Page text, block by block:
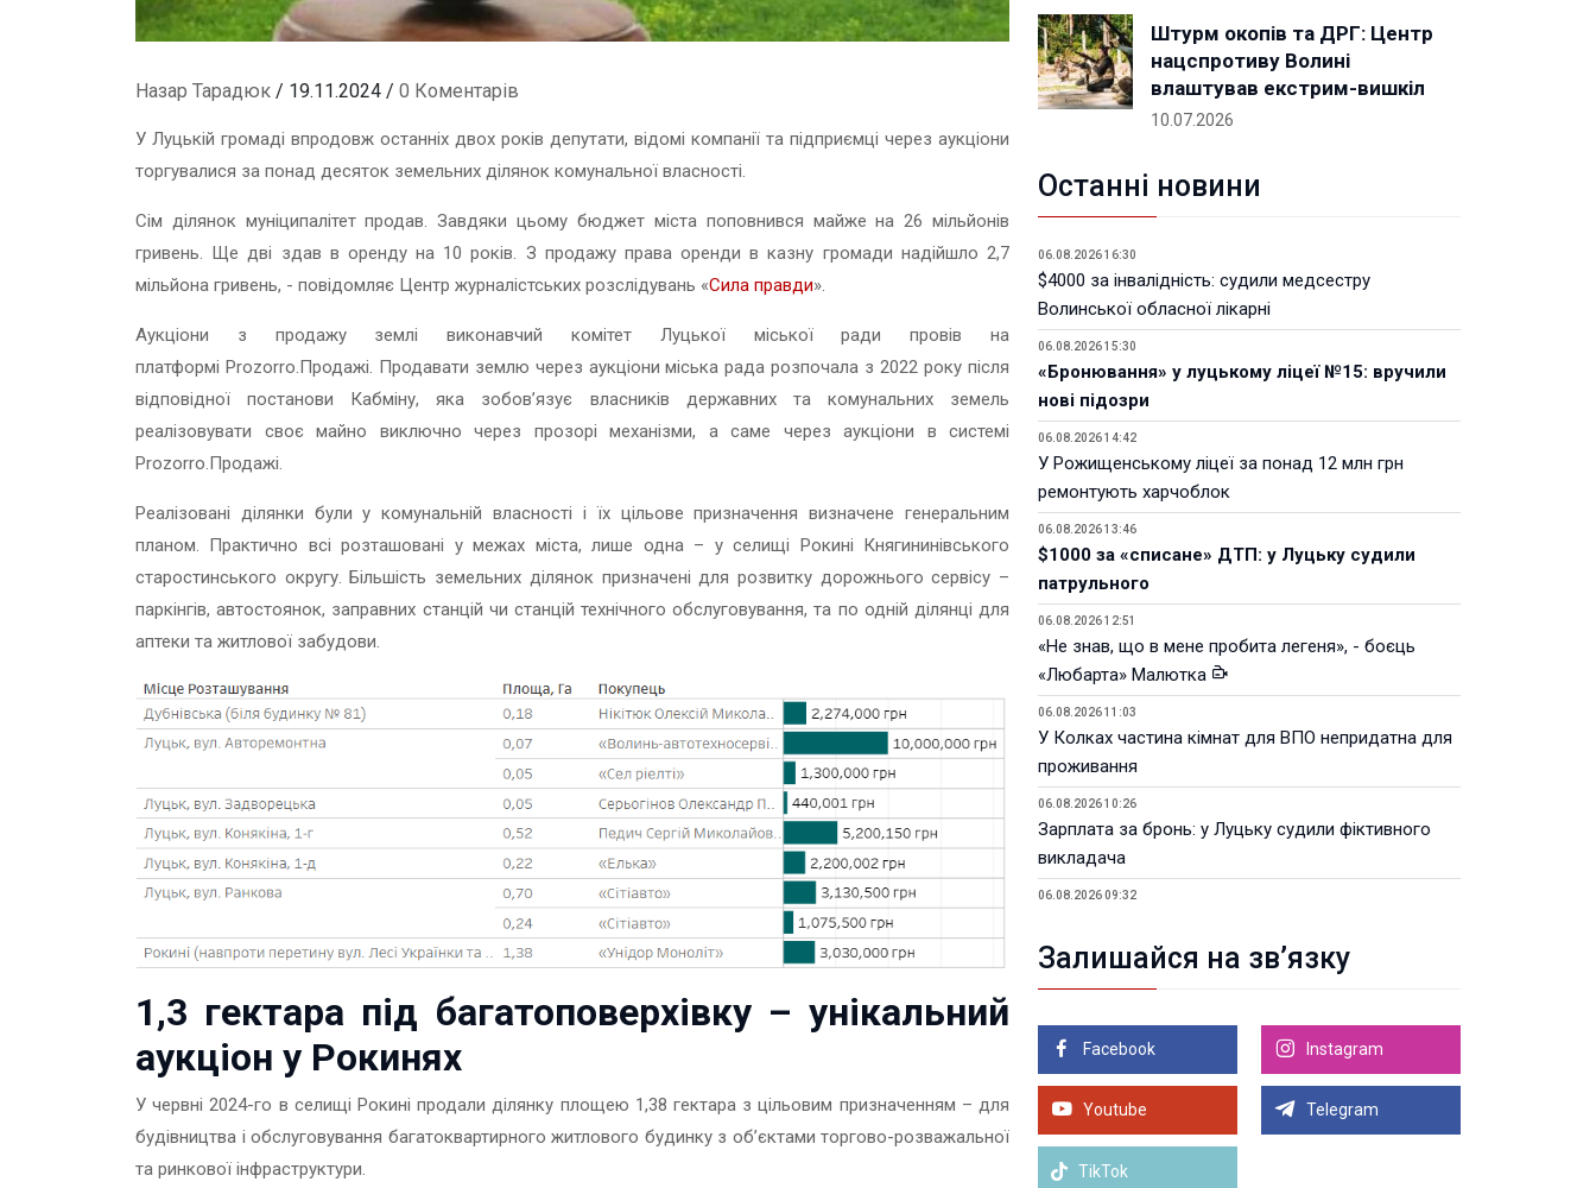
Назар Тарадюк / 19.11.2024 / 0 Коментарів
У Луцькій громаді впродовж останніх двох років депутати, відомі компанії та підприємці через аукціони
торгувалися за понад десяток земельних ділянок комунальної власності.
Сім ділянок муніципалітет продав. Завдяки цьому бюджет міста поповнився майже на 26 мільйонів
гривень. Ще дві здав в оренду на 10 років. З продажу права оренди в казну громади надійшло 2,7
мільйона гривень, - повідомляє Центр журналістських розслідувань «Сила правди».
Аукціони з продажу землі виконавчий комітет Луцької міської ради провів на
платформі Prozorro.Продажі. Продавати землю через аукціони міська рада розпочала з 2022 року після
відповідної постанови Кабміну, яка зобов’язує власників державних та комунальних земель
реалізовувати своє майно виключно через прозорі механізми, а саме через аукціони в системі
Prozorro.Продажі.
Реалізовані ділянки були у комунальній власності і їх цільове призначення визначене генеральним
планом. Практично всі розташовані у межах міста, лише одна – у селищі Рокині Княгининівського
старостинського округу. Більшість земельних ділянок призначені для розвитку дорожнього сервісу –
паркінгів, автостоянок, заправних станцій чи станцій технічного обслуговування, та по одній ділянці для
аптеки та житлової забудови.
1,3 гектара під багатоповерхівку – унікальний
аукціон у Рокинях
У червні 2024-го в селищі Рокині продали ділянку площею 1,38 гектара з цільовим призначенням – для
будівництва і обслуговування багатоквартирного житлового будинку з об’єктами торгово-розважальної
та ринкової інфраструктури.
Штурм окопів та ДРГ: Центр
нацспротиву Волині
влаштував екстрим-вишкіл
10.07.2026
Останні новини
06.08.2026 16:30
$4000 за інвалідність: судили медсестру
Волинської обласної лікарні
06.08.2026 15:30
«Бронювання» у луцькому ліцеї №15: вручили
нові підозри
06.08.2026 14:42
У Рожищенському ліцеї за понад 12 млн грн
ремонтують харчоблок
06.08.2026 13:46
$1000 за «списане» ДТП: у Луцьку судили
патрульного
06.08.2026 12:51
«Не знав, що в мене пробита легеня», - боєць
«Любарта» Малютка
06.08.2026 11:03
У Колках частина кімнат для ВПО непридатна для
проживання
06.08.2026 10:26
Зарплата за бронь: у Луцьку судили фіктивного
викладача
06.08.2026 09:32
05.08.2026 21:18
Порівняння телеоб'єктивів Sigma Sports та Sony G-
05.08.2026 21:00
У Луцьку на 99,9% готовий новий Державний
ветеранський простір. ВІДЕО
Більше новин
Залишайся на зв’язку
Facebook Instagram
Youtube Telegram
TikTok